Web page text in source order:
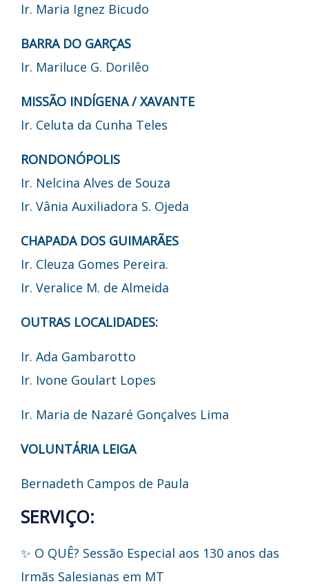
Ir. Maria Ignez Bicudo
BARRA DO GARÇAS
Ir. Mariluce G. Dorilêo
MISSÃO INDÍGENA / XAVANTE
Ir. Celuta da Cunha Teles
RONDONÓPOLIS
Ir. Nelcina Alves de Souza
Ir. Vânia Auxiliadora S. Ojeda
CHAPADA DOS GUIMARÃES
Ir. Cleuza Gomes Pereira.
Ir. Veralice M. de Almeida
OUTRAS LOCALIDADES:
Ir. Ada Gambarotto
Ir. Ivone Goulart Lopes
Ir. Maria de Nazaré Gonçalves Lima
VOLUNTÁRIA LEIGA
Bernadeth Campos de Paula
SERVIÇO:
✨ O QUÊ? Sessão Especial aos 130 anos das
Irmãs Salesianas em MT